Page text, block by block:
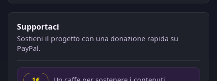
Supportaci
Sostieni il progetto con una donazione rapida su
PayPal.